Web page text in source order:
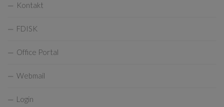
Kontakt
FDISK
Office Portal
Webmail
Login